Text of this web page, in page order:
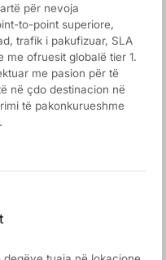
për nevoja
to-point superiore,
trafik i pakufizuar, SLA
me ofruesit globalë tier 1.
me pasion për të
në çdo destinacion në
të pakonkurueshme